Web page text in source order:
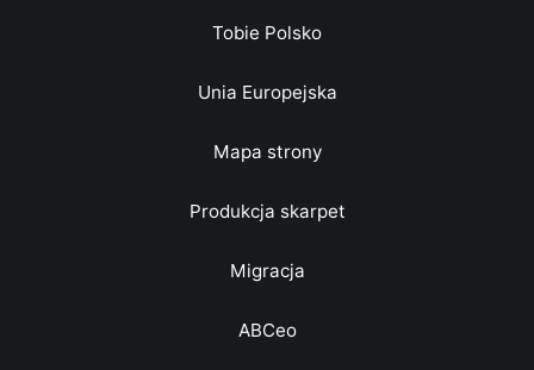
Tobie Polsko
Unia Europejska
Mapa strony
Produkcja skarpet
Migracja
ABCeo